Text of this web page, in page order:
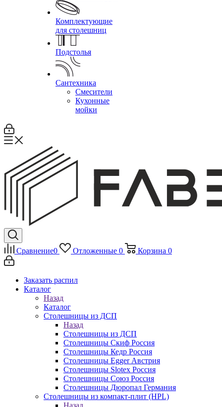
Комплектующие
для столешниц
Подстолья
Сантехника
Смесители
Кухонные
мойки
Сравнение0 Отложенные 0 Корзина 0
Заказать распил
Каталог
Назад
Каталог
Столешницы из ДСП
Назад
Столешницы из ДСП
Столешницы Скиф Россия
Столешницы Кедр Россия
Столешницы Egger Австрия
Столешницы Slotex Россия
Столешницы Союз Россия
Столешницы Дюропал Германия
Столешницы из компакт-плит (HPL)
Назад